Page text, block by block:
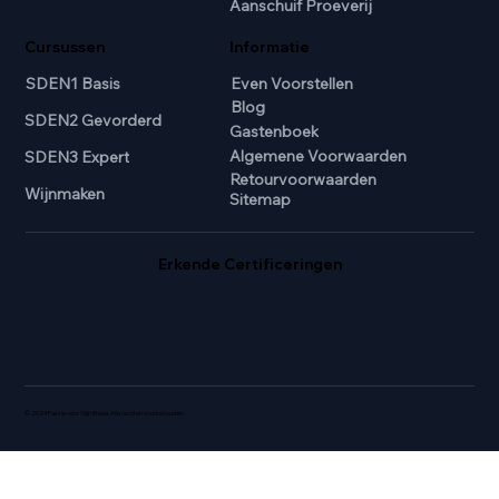
Cursussen
SDEN1 Basis
SDEN2 Gevorderd
SDEN3 Expert
Wijnmaken
Aanschuif Proeverij
Informatie
Even Voorstellen
Blog
Gastenboek
Algemene Voorwaarden
Retourvoorwaarden
Sitemap
Erkende Certificeringen
© 2024 Passie voor Wijn Breda. Alle rechten voorbehouden.